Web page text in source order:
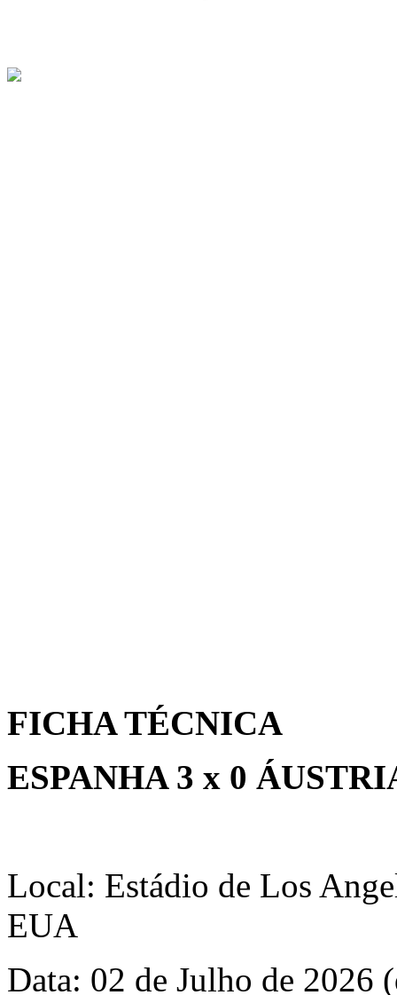
FICHA TÉCNICA
ESPANHA 3 x 0
Local: Estádio de Los
EUA
Data: 02 de Julho de 2026